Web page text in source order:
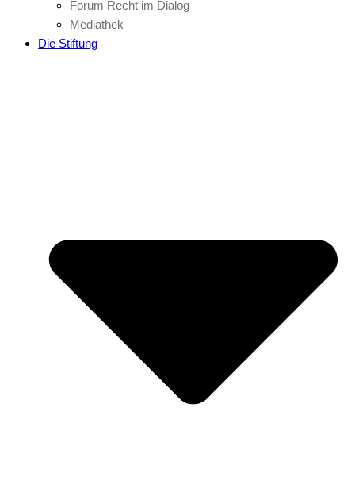
Forum Recht im Dialog
Mediathek
Die Stiftung